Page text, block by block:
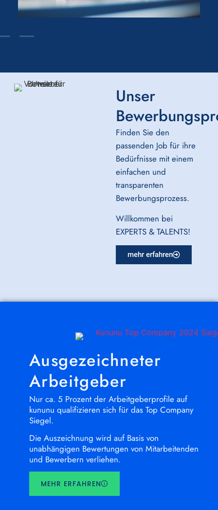
Unser
Finden Sie den
passenden Job für ihre
Bedürfnisse mit einem
einfachen und
transparenten
Bewerbungsprozess.
Willkommen bei
EXPERTS & TALENTS!
mehr erfahren
Ausgezeichneter
Arbeitgeber
Nur ca. 5 Prozent der Arbeitgeberprofile auf
kununu qualifizieren sich für das Top Company
Siegel.
Die Auszeichnung wird auf Basis von
unabhängigen Bewertungen von Mitarbeitenden
und Bewerbern verliehen.
MEHR ERFAHREN